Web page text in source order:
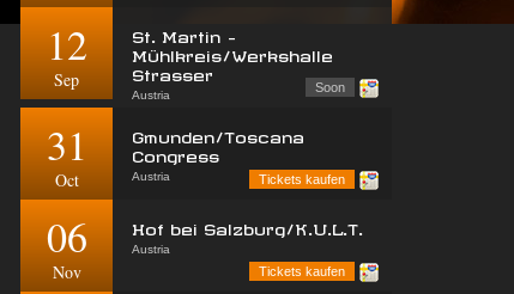
12
Sep
St. Martin -
Mühlkreis/Werkshalle
Strasser
Austria
Soon
31
Oct
Gmunden/Toscana
Congress
Austria
Tickets kaufen
06
Nov
Hof bei Salzburg/K.U.L.T.
Austria
Tickets kaufen